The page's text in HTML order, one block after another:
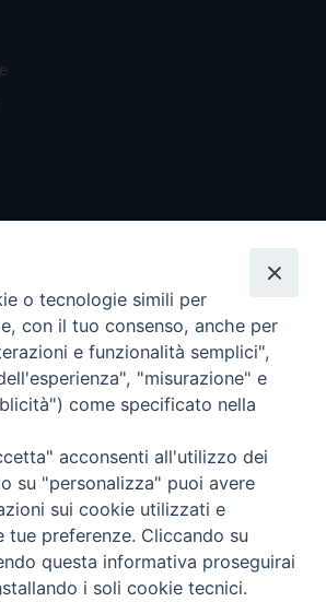
- Tutti i diritti riservati - Vita
Torna
o tecnologie simili per
con il tuo consenso, anche per
e funzionalità semplici",
"misurazione" e
come specificato nella
acconsenti all'utilizzo dei
su "personalizza" puoi avere
sui cookie utilizzati e
tue preferenze. Cliccando su
questa informativa proseguirai
i soli cookie tecnici.